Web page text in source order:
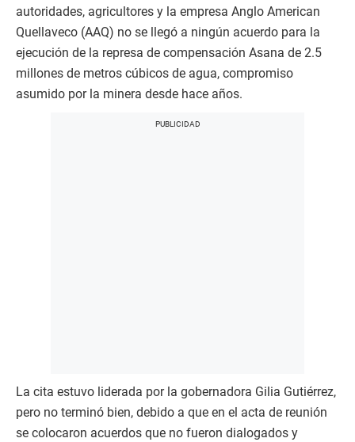
autoridades, agricultores y la empresa Anglo American
Quellaveco (AAQ) no se llegó a ningún acuerdo para la
ejecución de la represa de compensación Asana de 2.5
millones de metros cúbicos de agua, compromiso
asumido por la minera desde hace años.
La cita estuvo liderada por la gobernadora Gilia Gutiérrez,
pero no terminó bien, debido a que en el acta de reunión
se colocaron acuerdos que no fueron dialogados y